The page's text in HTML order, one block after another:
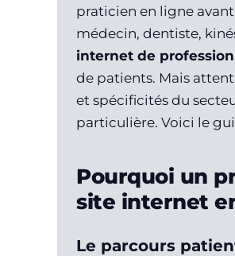
praticien en ligne
médecin, dentiste,
internet de
de patients. Mais
et spécificités du
particulière. Voici le
Pourquoi un
site internet
Le parcours